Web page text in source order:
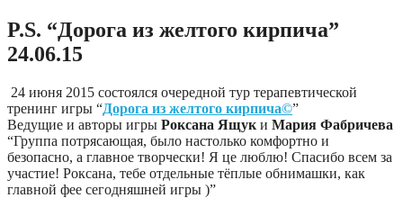
P.S. “Дорога из желтого кирпича”
24.06.15
24 июня 2015 состоялся очередной тур терапевтической
тренинг игры “‪Дорога из желтого кирпича©‬”
Ведущие и авторы игры ‪ Роксана Ящук ‬ и ‪ Мария Фабричева
“Группа потрясающая, было настолько комфортно и
безопасно, а главное творчески! Я це люблю! Спасибо всем за
участие! Роксана, тебе отдельные тёплые обнимашки, как
главной фее сегодняшней игры )”